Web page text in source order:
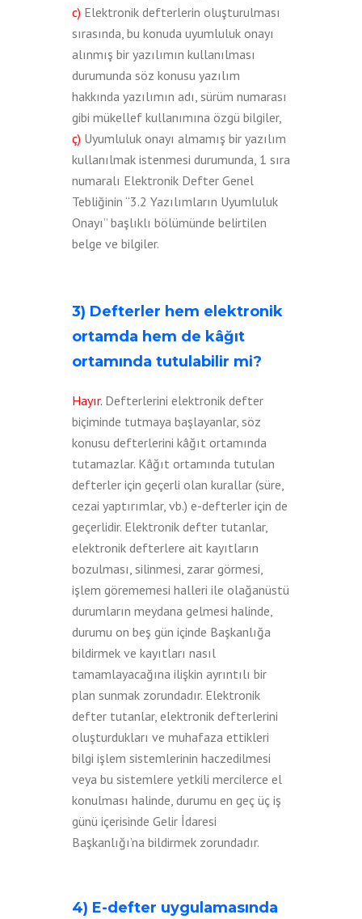
c) Elektronik defterlerin oluşturulması
sırasında, bu konuda uyumluluk onayı
alınmış bir yazılımın kullanılması
durumunda söz konusu yazılım
hakkında yazılımın adı, sürüm numarası
gibi mükellef kullanımına özgü bilgiler,
ç) Uyumluluk onayı almamış bir yazılım
kullanılmak istenmesi durumunda, 1 sıra
numaralı Elektronik Defter Genel
Tebliğinin “3.2 Yazılımların Uyumluluk
Onayı” başlıklı bölümünde belirtilen
belge ve bilgiler.
3) Defterler hem elektronik
ortamda hem de kâğıt
ortamında tutulabilir mi?
Hayır. Defterlerini elektronik defter
biçiminde tutmaya başlayanlar, söz
konusu defterlerini kâğıt ortamında
tutamazlar. Kâğıt ortamında tutulan
defterler için geçerli olan kurallar (süre,
cezai yaptırımlar, vb.) e-defterler için de
geçerlidir. Elektronik defter tutanlar,
elektronik defterlere ait kayıtların
bozulması, silinmesi, zarar görmesi,
işlem görememesi halleri ile olağanüstü
durumların meydana gelmesi halinde,
durumu on beş gün içinde Başkanlığa
bildirmek ve kayıtları nasıl
tamamlayacağına ilişkin ayrıntılı bir
plan sunmak zorundadır. Elektronik
defter tutanlar, elektronik defterlerini
oluşturdukları ve muhafaza ettikleri
bilgi işlem sistemlerinin haczedilmesi
veya bu sistemlere yetkili mercilerce el
konulması halinde, durumu en geç üç iş
günü içerisinde Gelir İdaresi
Başkanlığı’na bildirmek zorundadır.
4) E-defter uygulamasında